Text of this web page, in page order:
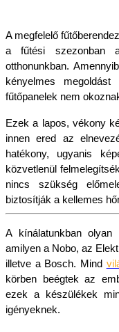
A megfelelő
a fűtési szezonban
otthonunkban.
kényelmes
fűtőpanelek nem
Ezek a lapos, vékony
innen ered az
hatékony, ugyanis
közvetlenül
nincs szükség
biztosítják a kellemes
A kínálatunkban olyan
amilyen a Nobo, az
illetve a Bosch. Mind
körben beégtek az
ezek a készülékek
igényeknek.